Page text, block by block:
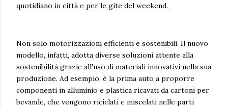
quotidiano in città e per le gite del weekend.
Non solo motorizzazioni efficienti e sostenibili. Il nuovo
modello, infatti, adotta diverse soluzioni attente alla
sostenibilità grazie all'uso di materiali innovativi nella sua
produzione. Ad esempio, è la prima auto a proporre
componenti in alluminio e plastica ricavati da cartoni per
bevande, che vengono riciclati e miscelati nelle parti